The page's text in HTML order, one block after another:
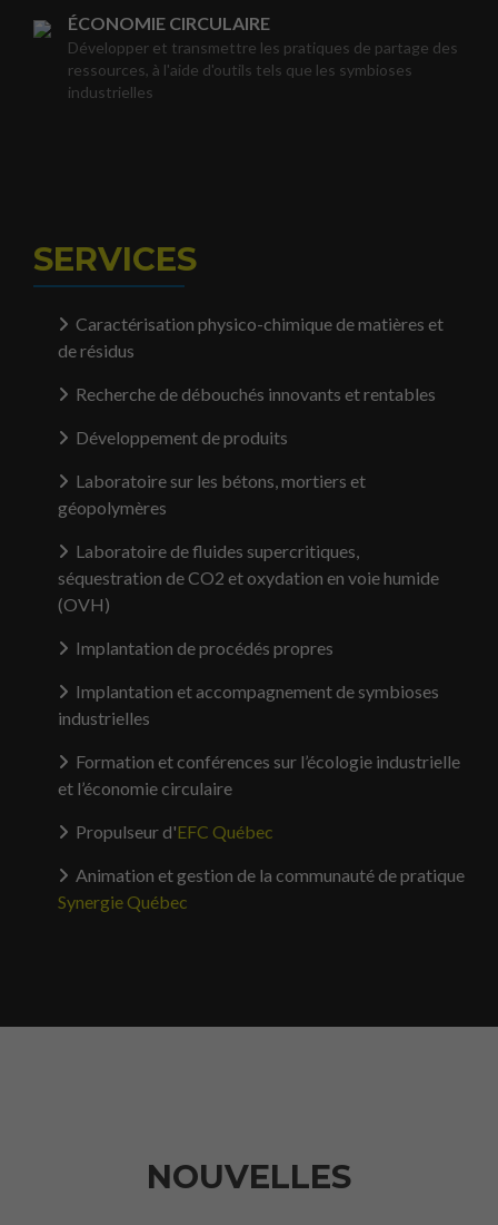
ÉCONOMIE CIRCULAIRE
Développer et transmettre les pratiques de partage des
ressources, à l'aide d'outils tels que les symbioses
industrielles
SERVICES
Caractérisation physico-chimique de matières et
de résidus
Recherche de débouchés innovants et rentables
Développement de produits
Laboratoire sur les bétons, mortiers et
géopolymères
Laboratoire de fluides supercritiques,
séquestration de CO2 et oxydation en voie humide
(OVH)
Implantation de procédés propres
Implantation et accompagnement de symbioses
industrielles
Formation et conférences sur l’écologie industrielle
et l’économie circulaire
Propulseur d'EFC Québec
Animation et gestion de la communauté de pratique
Synergie Québec
NOUVELLES